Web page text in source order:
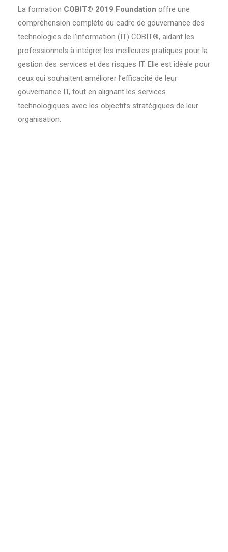
La formation COBIT® 2019 Foundation offre une
compréhension complète du cadre de gouvernance des
technologies de l’information (IT) COBIT®, aidant les
professionnels à intégrer les meilleures pratiques pour la
gestion des services et des risques IT. Elle est idéale pour
ceux qui souhaitent améliorer l’efficacité de leur
gouvernance IT, tout en alignant les services
technologiques avec les objectifs stratégiques de leur
organisation.